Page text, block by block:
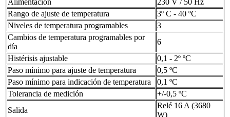
Alimentación
230 V / 50 Hz
Rango de ajuste de temperatura
3º C - 40 ºC
Niveles de temperatura programables
3
Cambios de temperatura programables por
día
6
Histérisis ajustable
0,1 - 2º ºC
Paso mínimo para ajuste de temperatura
0,5 ºC
Paso mínimo para indicación de temperatura
0,1 ºC
Tolerancia de medición
+/-0,5 ºC
Salida
Relé 16 A (3680
W)